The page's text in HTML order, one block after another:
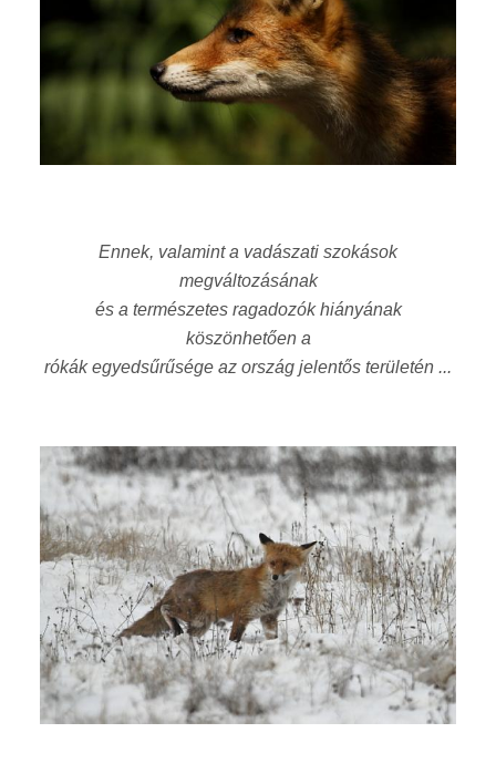
Ennek, valamint a vadászati szokások
megváltozásának
és a természetes ragadozók hiányának
köszönhetően a
rókák egyedsűrűsége az ország jelentős területén ...